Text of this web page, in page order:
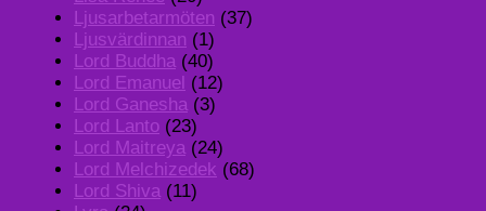
Ljusarbetarmöten (37)
Ljusvärdinnan (1)
Lord Buddha (40)
Lord Emanuel (12)
Lord Ganesha (3)
Lord Lanto (23)
Lord Maitreya (24)
Lord Melchizedek (68)
Lord Shiva (11)